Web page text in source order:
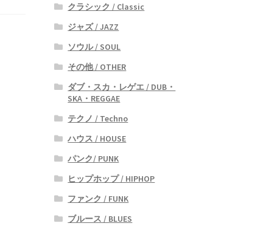
クラシック / Classic
ジャズ / JAZZ
ソウル / SOUL
その他 / OTHER
ダブ・スカ・レゲエ / DUB・
SKA・REGGAE
テクノ / Techno
ハウス / HOUSE
パンク/ PUNK
ヒップホップ / HIPHOP
ファンク / FUNK
ブルース / BLUES